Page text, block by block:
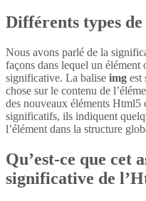
Différents types de
Nous avons parlé de la
façons dans lequel un élément
significative. La balise img est
chose sur le contenu de
des nouveaux éléments Html5
significatifs, ils indiquent
l’élément dans la structure
Qu’est-ce que cet
significative de